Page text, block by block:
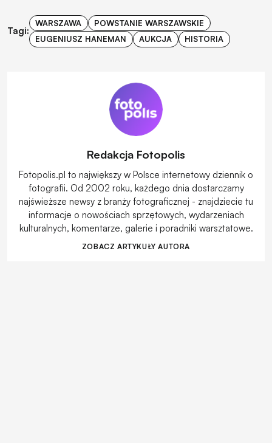
Tagi:
WARSZAWA
POWSTANIE WARSZAWSKIE
EUGENIUSZ HANEMAN
AUKCJA HISTORIA
Redakcja Fotopolis
Fotopolis.pl to największy w Polsce internetowy dziennik o
fotografii. Od 2002 roku, każdego dnia dostarczamy
najświeższe newsy z branży fotograficznej - znajdziecie tu
informacje o nowościach sprzętowych, wydarzeniach
kulturalnych, komentarze, galerie i poradniki warsztatowe.
ZOBACZ ARTYKUŁY AUTORA